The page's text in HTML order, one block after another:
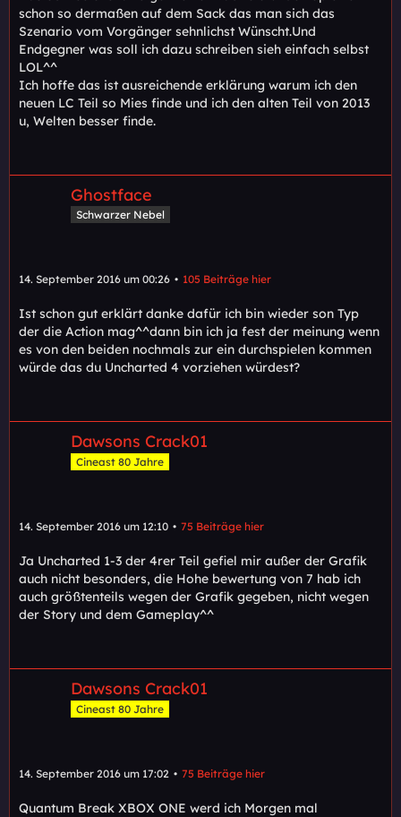
schon so dermaßen auf dem Sack das man sich das
Szenario vom Vorgänger sehnlichst Wünscht.Und
Endgegner was soll ich dazu schreiben sieh einfach selbst
LOL^^
Ich hoffe das ist ausreichende erklärung warum ich den
neuen LC Teil so Mies finde und ich den alten Teil von 2013
u, Welten besser finde.
Ghostface
Schwarzer Nebel
14. September 2016 um 00:26 105 Beiträge hier
Ist schon gut erklärt danke dafür ich bin wieder son Typ
der die Action mag^^dann bin ich ja fest der meinung wenn
es von den beiden nochmals zur ein durchspielen kommen
würde das du Uncharted 4 vorziehen würdest?
Dawsons Crack01
Cineast 80 Jahre
14. September 2016 um 12:10 75 Beiträge hier
Ja Uncharted 1-3 der 4rer Teil gefiel mir außer der Grafik
auch nicht besonders, die Hohe bewertung von 7 hab ich
auch größtenteils wegen der Grafik gegeben, nicht wegen
der Story und dem Gameplay^^
Dawsons Crack01
Cineast 80 Jahre
14. September 2016 um 17:02 75 Beiträge hier
Quantum Break XBOX ONE werd ich Morgen mal